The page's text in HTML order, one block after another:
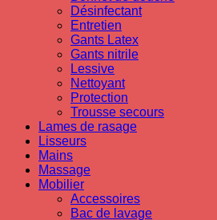
Désinfectant
Entretien
Gants Latex
Gants nitrile
Lessive
Nettoyant
Protection
Trousse secours
Lames de rasage
Lisseurs
Mains
Massage
Mobilier
Accessoires
Bac de lavage